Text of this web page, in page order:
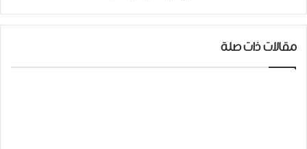
مقالات ذات صلة